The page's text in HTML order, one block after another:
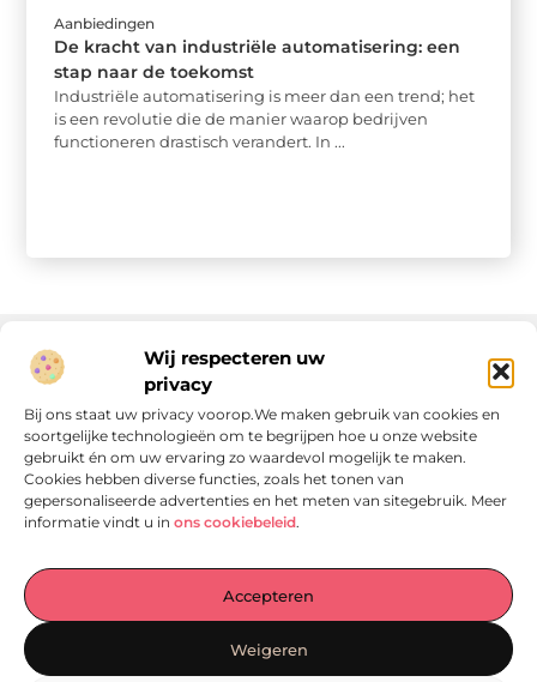
Wij respecteren uw
privacy
Bij ons staat uw privacy voorop.We maken gebruik van cookies en
soortgelijke technologieën om te begrijpen hoe u onze website
gebruikt én om uw ervaring zo waardevol mogelijk te maken.
Cookies hebben diverse functies, zoals het tonen van
gepersonaliseerde advertenties en het meten van sitegebruik. Meer
informatie vindt u in ons cookiebeleid.
Accepteren
Weigeren
Aanbiedingen
De kracht van industriële automatisering: een
stap naar de toekomst
Industriële automatisering is meer dan een trend; het
is een revolutie die de manier waarop bedrijven
functioneren drastisch verandert. In ...
zetten
, praktische tips waar je écht iets aan hebt en artikelen
vandaag opLocomo.nl
Onze informatie